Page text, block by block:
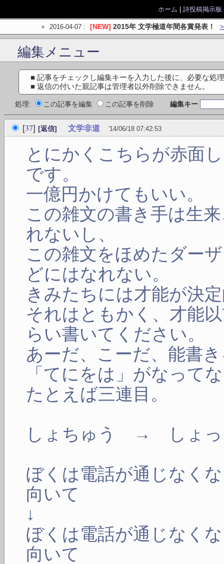
ホーム 詩投稿掲示板
2016-04-07: [NEW] 2015年 文学極道年間各賞発表！
編集メニュー
■ 記事をチェックし編集キーを入力した後に、必要な処
■ 返信の付いた親記事は管理者以外削除できません。
処理: この記事を編集 この記事を削除 編集キー
[37] [返信] 文学非道 '14/06/18 07:42:53
とにかくこちらが赤面
です。
一億円かけてもいい。
この雑文の書き手は生
れないし、
この雑文をほめたダー
どにはなれない。
きみたちには才能が決
それはともかく、才能
らい書いてください。
あーだ、こーだ、能書
「てにをは」がなって
たとえば三連目。
しょちゅう → しょっ
ぼくは電話が通じなく
向いて
↓
ぼくは電話が通じなく
向いて